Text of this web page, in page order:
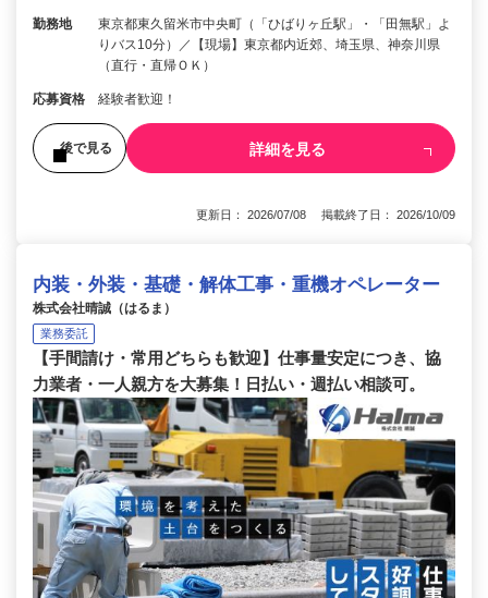
勤務地
東京都東久留米市中央町（「ひばりヶ丘駅」・「田無駅」よ
りバス10分）／【現場】東京都内近郊、埼玉県、神奈川県
（直行・直帰ＯＫ）
応募資格 経験者歓迎！
後で見る 詳細を見る
更新日： 2026/07/08 掲載終了日： 2026/10/09
内装・外装・基礎・解体工事・重機オペレーター
株式会社晴誠（はるま）
業務委託
【手間請け・常用どちらも歓迎】仕事量安定につき、協
力業者・一人親方を大募集！日払い・週払い相談可。